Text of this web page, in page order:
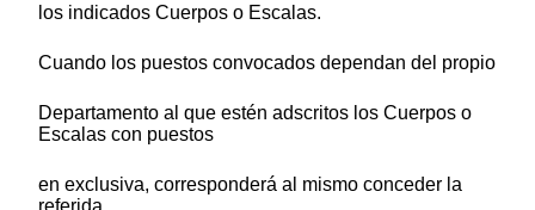
los indicados Cuerpos o Escalas.
Cuando los puestos convocados dependan del propio
Departamento al que estén adscritos los Cuerpos o
Escalas con puestos
en exclusiva, corresponderá al mismo conceder la
referida